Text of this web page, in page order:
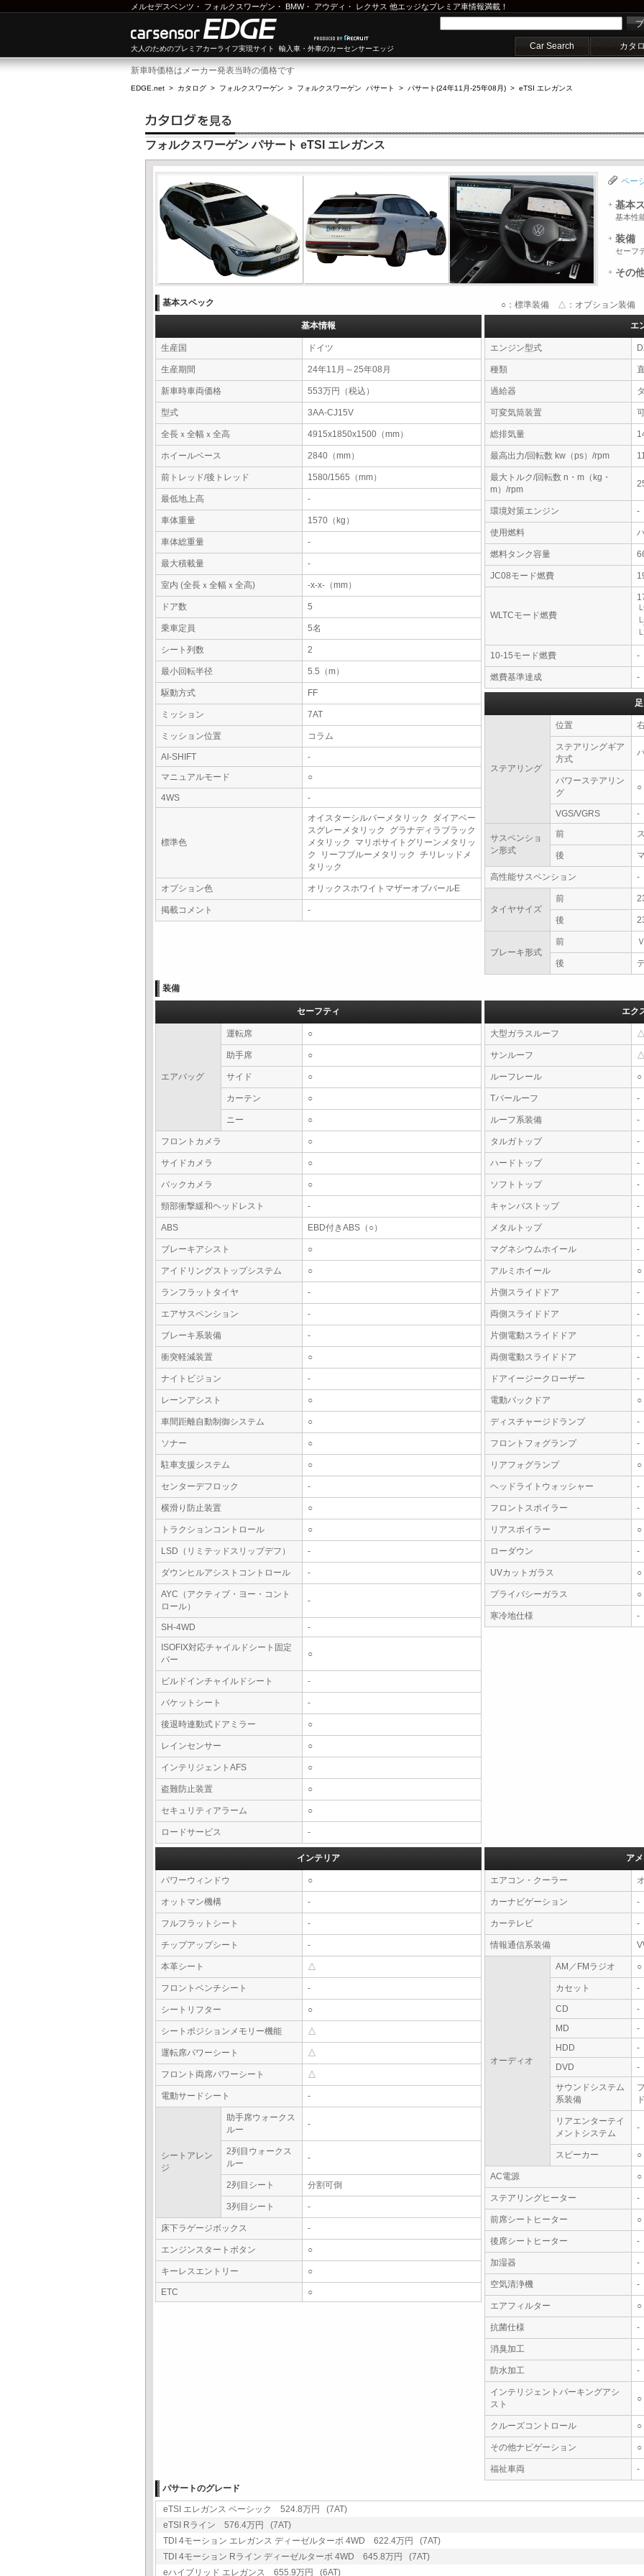
メルセデスベンツ ・ フォルクスワーゲン ・ BMW・ アウディ ・ レクサス 他エッジなプレミア車情報満載！
大人のためのプレミアカーライフ実現サイト 輸入車・外車のカーセンサーエッジ Car Search カタ
新車時価格はメーカー発表当時の価格です
EDGE.net > カタログ > フォルクスワーゲン > フォルクスワーゲン パサート > パサート(24年11月-25年08月) > eTSI エレガンス
フォルクスワーゲン パサート eTSI エレガンス
ペー
基本
基本性
装備
セーフ
その
基本スペック ○：標準装備 △：オプション装備 -
基本情報
生産国 ドイツ
生産期間 24年11月～25年08月
新車時車両価格 553万円（税込）
型式 3AA-CJ15V
全長ｘ全幅ｘ全高 4915x1850x1500（mm）
ホイールベース 2840（mm）
前トレッド/後トレッド 1580/1565（mm）
最低地上高 -
車体重量 1570（kg）
車体総重量 -
最大積載量 -
室内 (全長ｘ全幅ｘ全高) -x-x-（mm）
ドア数 5
乗車定員 5名
シート列数 2
最小回転半径 5.5（m）
駆動方式 FF
ミッション 7AT
ミッション位置 コラム
AI-SHIFT
-
マニュアルモード
○
4WS -
標準色
オイスターシルバーメタリック ダイアベー
スグレーメタリック グラナディラブラック
メタリック マリポサイトグリーンメタリッ
ク リーフブルーメタリック チリレッドメ
タリック
オプション色 オリックスホワイトマザーオブパールE
掲載コメント -
エ
エンジン型式
種類
過給器
可変気筒装置
総排気量
最高出力/回転数 kw（ps）/rpm
最大トルク/回転数 n・m（kg・
m）/rpm
環境対策エンジン -
使用燃料
燃料タンク容量
JC08モード燃費
WLTCモード燃費
10-15モード燃費 -
燃費基準達成 -
ステアリング
位置
ステアリングギア
方式
パワーステアリン
グ
○
VGS/VGRS -
サスペンショ
ン形式
前
後
高性能サスペンション -
タイヤサイズ
前
後
ブレーキ形式
前
後
装備
セーフティ
エアバッグ
運転席 ○
助手席 ○
サイド ○
カーテン ○
ニー ○
フロントカメラ ○
サイドカメラ ○
バックカメラ ○
頸部衝撃緩和ヘッドレスト -
ABS EBD付きABS（○）
ブレーキアシスト ○
アイドリングストップシステム ○
ランフラットタイヤ -
エアサスペンション -
ブレーキ系装備 -
衝突軽減装置 ○
ナイトビジョン -
レーンアシスト ○
車間距離自動制御システム ○
ソナー ○
駐車支援システム ○
センターデフロック -
横滑り防止装置 ○
トラクションコントロール ○
LSD（リミテッドスリップデフ） -
ダウンヒルアシストコントロール -
AYC（アクティブ・ヨー・コント
ロール）
-
SH-4WD
-
ISOFIX対応チャイルドシート固定
バー
○
ビルドインチャイルドシート -
バケットシート -
後退時連動式ドアミラー ○
レインセンサー ○
インテリジェントAFS ○
盗難防止装置 ○
セキュリティアラーム ○
ロードサービス -
エク
大型ガラスルーフ △
サンルーフ △
ルーフレール ○
Tバールーフ -
ルーフ系装備 -
タルガトップ -
ハードトップ -
ソフトトップ -
キャンバストップ -
メタルトップ -
マグネシウムホイール -
アルミホイール ○
片側スライドドア -
両側スライドドア -
片側電動スライドドア -
両側電動スライドドア -
ドアイージークローザー -
電動バックドア ○
ディスチャージドランプ -
フロントフォグランプ -
リアフォグランプ ○
ヘッドライトウォッシャー -
フロントスポイラー -
リアスポイラー ○
ローダウン -
UVカットガラス ○
プライバシーガラス ○
寒冷地仕様 -
インテリア
パワーウィンドウ ○
オットマン機構 -
フルフラットシート -
チップアップシート -
本革シート △
フロントベンチシート -
シートリフター ○
シートポジションメモリー機能 △
運転席パワーシート △
フロント両席パワーシート △
電動サードシート -
シートアレン
ジ
助手席ウォークス
ルー
-
2列目ウォークス
ルー
-
2列目シート 分割可倒
3列目シート -
床下ラゲージボックス -
エンジンスタートボタン ○
キーレスエントリー ○
ETC ○
ア
エアコン・クーラー
カーナビゲーション -
カーテレビ -
情報通信系装備
オーディオ
AM／FMラジオ ○
カセット -
CD
-
MD
-
HDD
-
DVD
-
サウンドシステム
系装備
リアエンターテイ
メントシステム
-
スピーカー ○
AC電源 ○
ステアリングヒーター -
前席シートヒーター ○
後席シートヒーター -
加湿器 -
空気清浄機 -
エアフィルター ○
抗菌仕様 -
消臭加工 -
防水加工 -
インテリジェントパーキングアシ
スト
○
クルーズコントロール ○
その他ナビゲーション ○
福祉車両
-
パサートのグレード
eTSI エレガンス ベーシック 524.8万円 (7AT)
eTSI Rライン 576.4万円 (7AT)
TDI 4モーション エレガンス ディーゼルターボ 4WD 622.4万円 (7AT)
TDI 4モーション Rライン ディーゼルターボ 4WD 645.8万円 (7AT)
eハイブリッド エレガンス 655.9万円 (6AT)